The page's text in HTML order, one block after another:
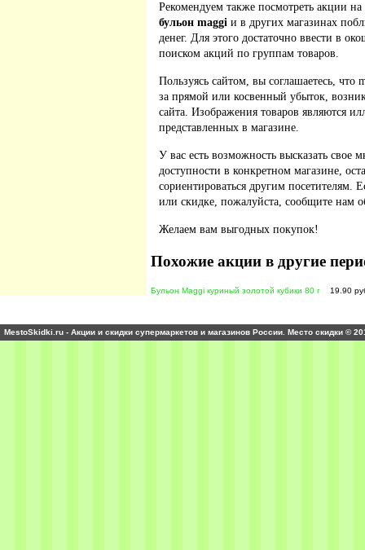
Рекомендуем также посмотреть акции
бульон maggi и в других магазинах
денег. Для этого достаточно ввести в
поиском акций по группам товаров.
Пользуясь сайтом, вы соглашаетесь, что
за прямой или косвенный убыток,
сайта. Изображения товаров являются
представленных в магазине.
У вас есть возможность высказать свое
доступности в конкретном магазине,
сориентироваться другим
или скидке, пожалуйста, сообщите нам
Желаем вам выгодных покупок!
Похожие акции в другие
Бульон Maggi куриный золотой кубики 80 г 19.90
MestoSkidki.ru - Акции и скидки супермаркетов и магазинов России. Место скидки ©